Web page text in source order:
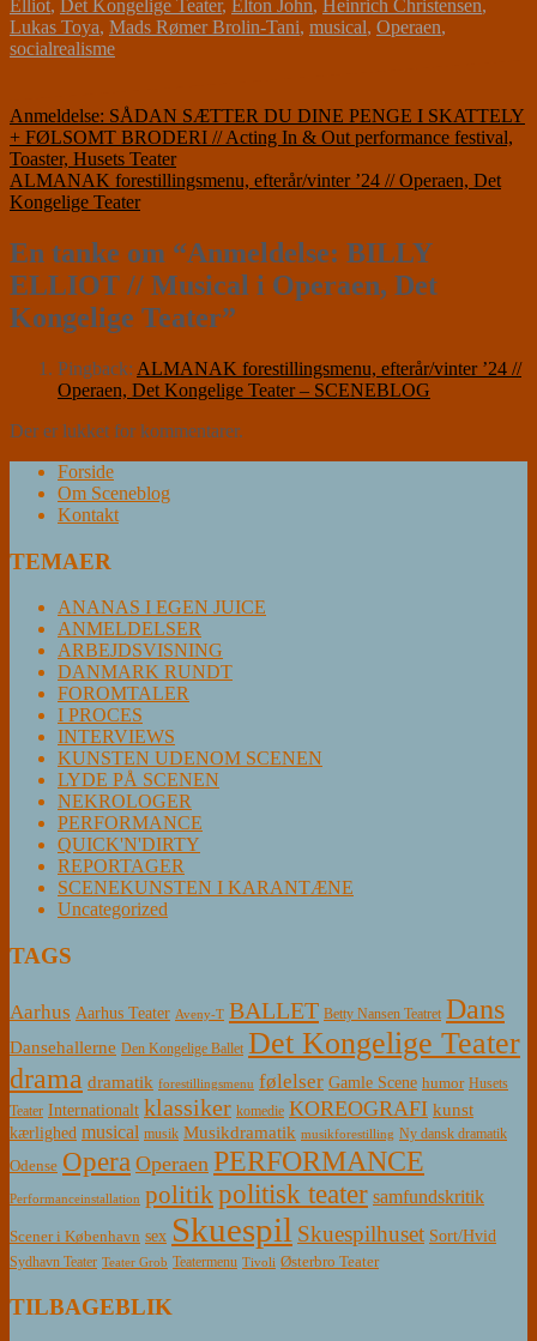
Elliot, Det Kongelige Teater, Elton John, Heinrich Christensen,
Lukas Toya, Mads Rømer Brolin-Tani, musical, Operaen,
socialrealisme
Indlægsnavigation
Anmeldelse: SÅDAN SÆTTER DU DINE PENGE I SKATTELY
+ FØLSOMT BRODERI // Acting In & Out performance festival,
Toaster, Husets Teater
ALMANAK forestillingsmenu, efterår/vinter ’24 // Operaen, Det
Kongelige Teater
En tanke om “Anmeldelse: BILLY
ELLIOT // Musical i Operaen, Det
Kongelige Teater”
Pingback: ALMANAK forestillingsmenu, efterår/vinter ’24 //
Operaen, Det Kongelige Teater – SCENEBLOG
Der er lukket for kommentarer.
Forside
Om Sceneblog
Kontakt
TEMAER
ANANAS I EGEN JUICE
ANMELDELSER
ARBEJDSVISNING
DANMARK RUNDT
FOROMTALER
I PROCES
INTERVIEWS
KUNSTEN UDENOM SCENEN
LYDE PÅ SCENEN
NEKROLOGER
PERFORMANCE
QUICK'N'DIRTY
REPORTAGER
SCENEKUNSTEN I KARANTÆNE
Uncategorized
TAGS
Aarhus Aarhus Teater Aveny-T BALLET Betty Nansen Teatret Dans
Dansehallerne Den Kongelige Ballet Det Kongelige Teater
drama dramatik forestillingsmenu følelser Gamle Scene humor Husets
Teater Internationalt klassiker komedie KOREOGRAFI kunst
kærlighed musical musik Musikdramatik musikforestilling Ny dansk dramatik
Odense Opera Operaen PERFORMANCE
Performanceinstallation politikpolitisk teater samfundskritik
Scener i København sex Skuespil Skuespilhuset Sort/Hvid
Sydhavn Teater Teater Grob Teatermenu Tivoli Østerbro Teater
TILBAGEBLIK